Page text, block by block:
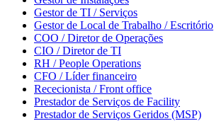
Gestor de TI / Serviços
Gestor de Local de Trabalho / Escritório
COO / Diretor de Operações
CIO / Diretor de TI
RH / People Operations
CFO / Líder financeiro
Rececionista / Front office
Prestador de Serviços de Facility
Prestador de Serviços Geridos (MSP)